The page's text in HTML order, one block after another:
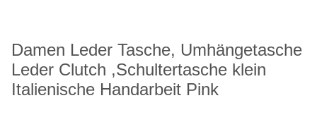
Damen Leder Tasche, Umhängetasche
Leder Clutch ,Schultertasche klein
Italienische Handarbeit Pink